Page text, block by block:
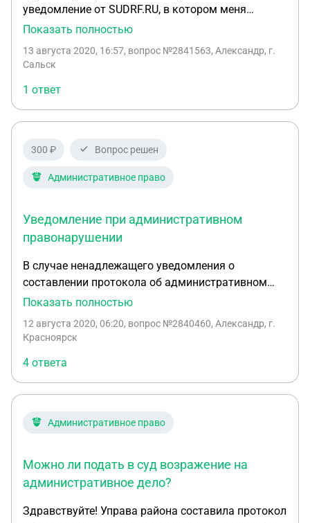
уведомление от SUDRF.RU, в котором меня
вызывают в городской суд в качестве
дела, дата, время, кабинет. Почтового
Разъясните пожалуйста, что в таком случае
делать.
Показать полностью
13 августа 2020, 16:57, вопрос №2841563, Александр, г.
Сальск
1 ответ
300 ₽ Вопрос решен
Административное право
Уведомление при административном
правонарушении
В случае ненадлежащего уведомления о
составлении протокола об административном
правонарушении, но при этом с последующим
Постановления об административном
Постановление писать о ненадлежащем
уведомлении по протоколу? Будет ли такой
протокол недопустимым доказательством, если
на момент его составления у органа
отсутствовали надлежащие доказательства
ответственности, при этом последующие
уведомления по делу надлежащие и лицо
Показать полностью
12 августа 2020, 06:20, вопрос №2840460, Александр, г.
Красноярск
4 ответа
Административное право
Можно ли подать в суд возражение на
административное дело?
Здравствуйте! Управа района составила протокол